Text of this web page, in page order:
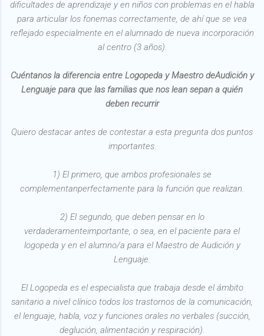
dificultades de aprendizaje y en niños con problemas en el habla
para articular los fonemas correctamente, de ahí que se vea
reflejado especialmente en el alumnado de nueva incorporación
al centro (3 años).
Cuéntanos la diferencia entre Logopeda y Maestro deAudición y
Lenguaje para que las familias que nos lean sepan a quién
deben recurrir
Quiero destacar antes de contestar a esta pregunta dos puntos
importantes.
1) El primero, que ambos profesionales se
complementanperfectamente para la función que realizan.
2) El segundo, que deben pensar en lo
verdaderamenteimportante, o sea, en el paciente para el
logopeda y en el alumno/a para el Maestro de Audición y
Lenguaje.
El Logopeda es el especialista que trabaja desde el ámbito
sanitario a nivel clínico todos los trastornos de la comunicación,
el lenguaje, habla, voz y funciones orales no verbales (succión,
deglución, alimentación y respiración).